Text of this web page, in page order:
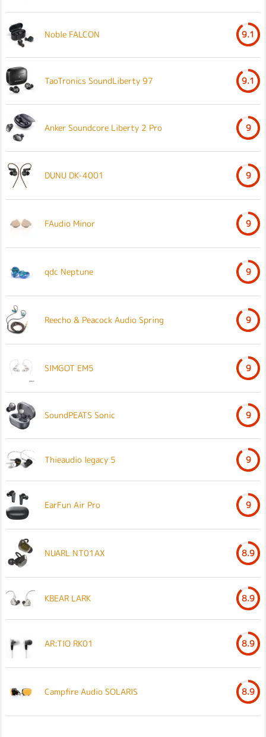
Noble FALCON 9.1
TaoTronics SoundLiberty 97 9.1
Anker Soundcore Liberty 2 Pro 9
DUNU DK-4001 9
FAudio Minor 9
qdc Neptune 9
Reecho & Peacock Audio Spring 9
SIMGOT EM5 9
SoundPEATS Sonic 9
Thieaudio legacy 5 9
EarFun Air Pro 9
NUARL NT01AX 8.9
KBEAR LARK 8.9
AR:TIO RK01 8.9
Campfire Audio SOLARIS 8.9